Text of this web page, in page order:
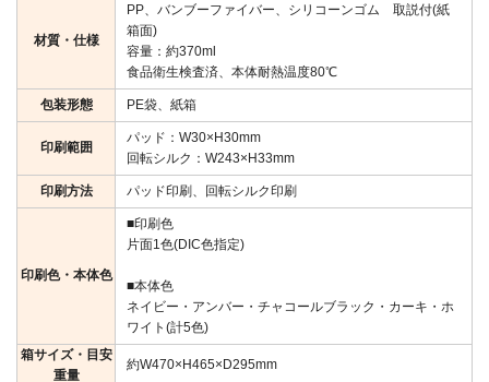
材質・仕様
PP、バンブーファイバー、シリコーンゴム 取説付(紙
箱面)
容量：約370ml
食品衛生検査済、本体耐熱温度80℃
包装形態 PE袋、紙箱
印刷範囲
パッド：W30×H30mm
回転シルク：W243×H33mm
印刷方法 パッド印刷、回転シルク印刷
印刷色・本体色
■印刷色
片面1色(DIC色指定)
■本体色
ネイビー・アンバー・チャコールブラック・カーキ・ホ
ワイト(計5色)
箱サイズ・目安
重量
約W470×H465×D295mm